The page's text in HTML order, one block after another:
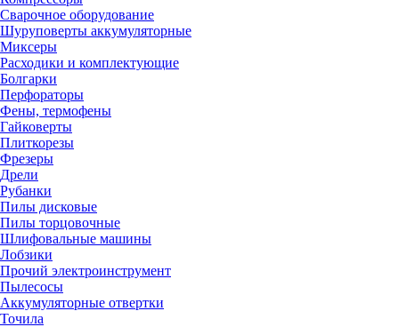
Сварочное оборудование
Шуруповерты аккумуляторные
Миксеры
Расходики и комплектующие
Болгарки
Перфораторы
Фены, термофены
Гайковерты
Плиткорезы
Фрезеры
Дрели
Рубанки
Пилы дисковые
Пилы торцовочные
Шлифовальные машины
Лобзики
Прочий электроинструмент
Пылесосы
Аккумуляторные отвертки
Точила